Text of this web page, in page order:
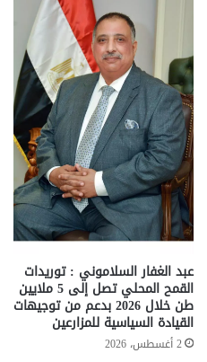
عبد الغفار السلاموني : توريدات
القمح المحلي تصل إلى 5 ملايين
طن خلال 2026 بدعم من توجيهات
القيادة السياسية للمزارعين
2 أغسطس، 2026